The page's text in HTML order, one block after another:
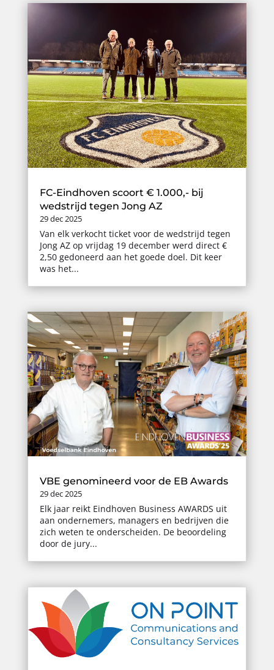
FC-Eindhoven scoort € 1.000,- bij
wedstrijd tegen Jong AZ
29 dec 2025
Van elk verkocht ticket voor de wedstrijd tegen
Jong AZ op vrijdag 19 december werd direct €
2,50 gedoneerd aan het goede doel. Dit keer
was het...
VBE genomineerd voor de EB Awards
29 dec 2025
Elk jaar reikt Eindhoven Business AWARDS uit
aan ondernemers, managers en bedrijven die
zich weten te onderscheiden. De beoordeling
door de jury...